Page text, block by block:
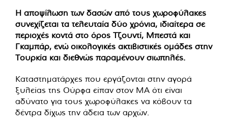
Η αποψίλωση των δασών από τους χωροφύλακες
συνεχίζεται τα τελευταία δύο χρόνια, ιδιαίτερα σε
περιοχές κοντά στο όρος Τζουντί, Μπεστά και
Γκαμπάρ, ενώ οικολογικές ακτιβιστικές ομάδες στην
Τουρκία και διεθνώς παραμένουν σιωπηλές.
Καταστηματάρχες που εργάζονται στην αγορά
ξυλείας της Ούρφα είπαν στον MA ότι είναι
αδύνατο για τους χωροφύλακες να κόβουν τα
δέντρα δίχως την άδεια των αρχών.